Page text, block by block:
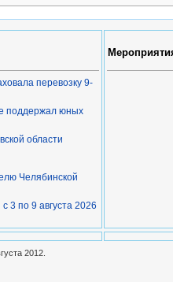
перевозку 9-
поддержал юных
области
Челябинской
3 по 9 августа 2026
2012.